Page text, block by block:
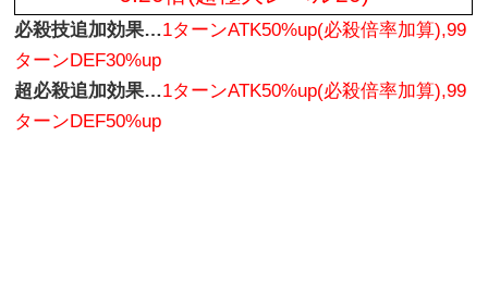
必殺技追加効果…1ターンATK50%up(必殺倍率加算),99
ターンDEF30%up
超必殺追加効果…1ターンATK50%up(必殺倍率加算),99
ターンDEF50%up